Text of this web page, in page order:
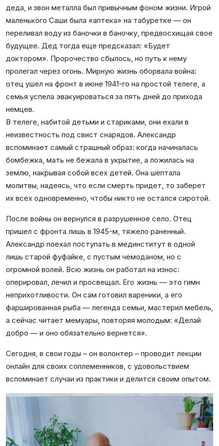
деда, и звон металла был привычным фоном жизни. Игрой
маленького Саши была «аптека» на табуретке — он
переливал воду из баночки в баночку, предвосхищая свое
будущее. Дед тогда еще предсказал: «Будет
доктором». Пророчество сбылось, но путь к нему
пролегал через огонь. Мирную жизнь оборвала война:
отец ушел на фронт в июне 1941-го на простой телеге, а
семья успела эвакуироваться за пять дней до прихода
немцев.
В телеге, набитой детьми и стариками, они ехали в
неизвестность под свист снарядов. Александр
вспоминает самый страшный образ: когда начиналась
бомбежка, мать не бежала в укрытие, а ложилась на
землю, накрывая собой всех детей. Она шептала
молитвы, надеясь, что если смерть придет, то заберет
их всех одновременно, чтобы никто не остался сиротой.
После войны он вернулся в разрушенное село. Отец
пришел с фронта лишь в 1945-м, тяжело раненный.
Александр поехал поступать в мединститут в одной
лишь старой фуфайке, с пустым чемоданом, но с
огромной волей. Всю жизнь он работал на износ:
оперировал, лечил и просвещал. Его жизнь — это гимн
неприхотливости. Он сам готовил вареники, а его
фаршированная рыба — легенда семьи, мастерил мебель,
а сейчас читает мемуары, повторяя молодым: «Делай
добро — и оно обязательно вернется».
Сегодня, в свои годы – он волонтер – проводит лекции
онлайн для своих соплеменников, с удовольствием
вспоминает случаи из практики и делится своим опытом.